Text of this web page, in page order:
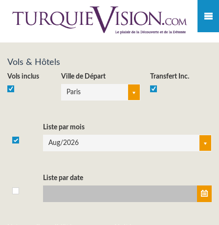
Vols & Hôtels
Vols inclus Ville de Départ
Paris
Transfert Inc.
Liste par mois
Aug/2026
Liste par date